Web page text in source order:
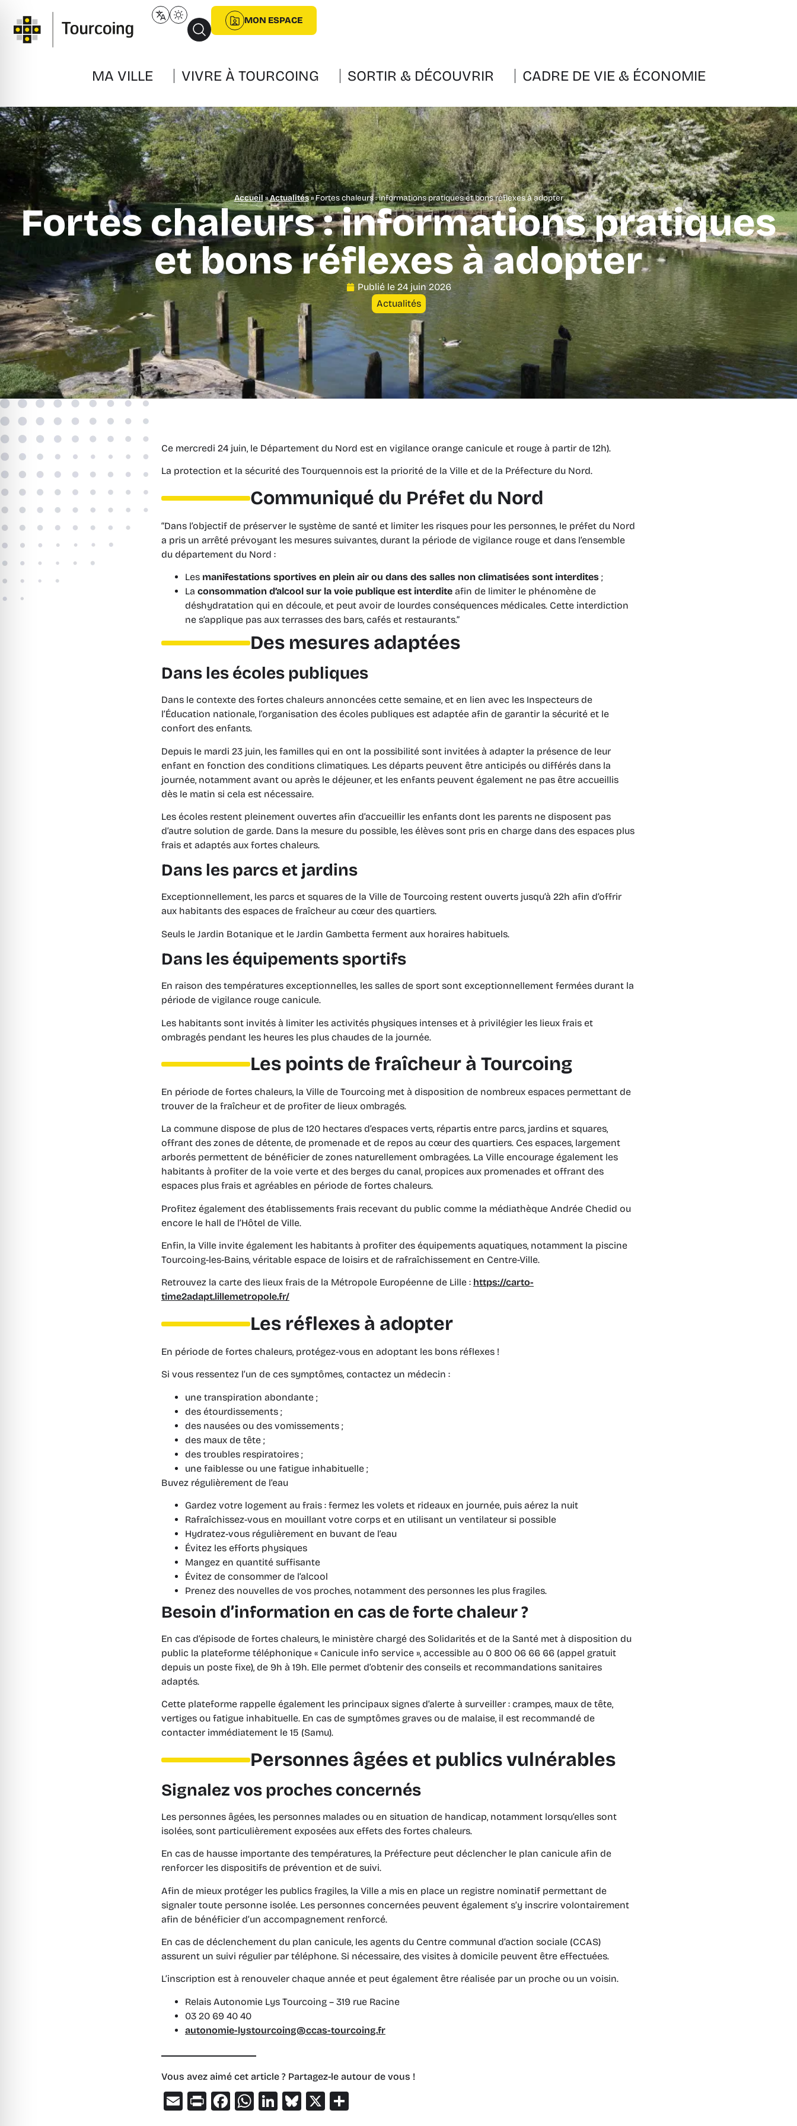
MON ESPACE
MA VILLE VIVRE À TOURCOING SORTIR & DÉCOUVRIR CADRE DE VIE & ÉCONOMIE
Accueil»Actualités»Fortes chaleurs : informations pratiques et bons réflexes à adopter
Fortes chaleurs : informations pratiques
et bons réflexes à adopter
Publié le 24 juin 2026
Actualités
Ce mercredi 24 juin, le Département du Nord est en vigilance orange canicule et rouge à partir de 12h).
La protection et la sécurité des Tourquennois est la priorité de la Ville et de la Préfecture du Nord.
Communiqué du Préfet du Nord
“Dans l’objectif de préserver le système de santé et limiter les risques pour les personnes, le préfet du Nord
a pris un arrêté prévoyant les mesures suivantes, durant la période de vigilance rouge et dans l’ensemble
du département du Nord :
Les manifestations sportives en plein air ou dans des salles non climatisées sont interdites ;
La consommation d’alcool sur la voie publique est interdite afin de limiter le phénomène de
déshydratation qui en découle, et peut avoir de lourdes conséquences médicales. Cette interdiction
ne s’applique pas aux terrasses des bars, cafés et restaurants.”
Des mesures adaptées
Dans les écoles publiques
Dans le contexte des fortes chaleurs annoncées cette semaine, et en lien avec les Inspecteurs de
l’Éducation nationale, l’organisation des écoles publiques est adaptée afin de garantir la sécurité et le
confort des enfants.
Depuis le mardi 23 juin, les familles qui en ont la possibilité sont invitées à adapter la présence de leur
enfant en fonction des conditions climatiques. Les départs peuvent être anticipés ou différés dans la
journée, notamment avant ou après le déjeuner, et les enfants peuvent également ne pas être accueillis
dès le matin si cela est nécessaire.
Les écoles restent pleinement ouvertes afin d’accueillir les enfants dont les parents ne disposent pas
d’autre solution de garde. Dans la mesure du possible, les élèves sont pris en charge dans des espaces plus
frais et adaptés aux fortes chaleurs.
Dans les parcs et jardins
Exceptionnellement, les parcs et squares de la Ville de Tourcoing restent ouverts jusqu’à 22h afin d’offrir
aux habitants des espaces de fraîcheur au cœur des quartiers.
Seuls le Jardin Botanique et le Jardin Gambetta ferment aux horaires habituels.
Dans les équipements sportifs
En raison des températures exceptionnelles, les salles de sport sont exceptionnellement fermées durant la
période de vigilance rouge canicule.
Les habitants sont invités à limiter les activités physiques intenses et à privilégier les lieux frais et
ombragés pendant les heures les plus chaudes de la journée.
Les points de fraîcheur à Tourcoing
En période de fortes chaleurs, la Ville de Tourcoing met à disposition de nombreux espaces permettant de
trouver de la fraîcheur et de profiter de lieux ombragés.
La commune dispose de plus de 120 hectares d’espaces verts, répartis entre parcs, jardins et squares,
offrant des zones de détente, de promenade et de repos au cœur des quartiers. Ces espaces, largement
arborés permettent de bénéficier de zones naturellement ombragées. La Ville encourage également les
habitants à profiter de la voie verte et des berges du canal, propices aux promenades et offrant des
espaces plus frais et agréables en période de fortes chaleurs.
Profitez également des établissements frais recevant du public comme la médiathèque Andrée Chedid ou
encore le hall de l’Hôtel de Ville.
Enfin, la Ville invite également les habitants à profiter des équipements aquatiques, notamment la piscine
Tourcoing-les-Bains, véritable espace de loisirs et de rafraîchissement en Centre-Ville.
Retrouvez la carte des lieux frais de la Métropole Européenne de Lille : https://carto-
time2adapt.lillemetropole.fr/
Les réflexes à adopter
En période de fortes chaleurs, protégez-vous en adoptant les bons réflexes !
Si vous ressentez l’un de ces symptômes, contactez un médecin :
une transpiration abondante ;
des étourdissements ;
des nausées ou des vomissements ;
des maux de tête ;
des troubles respiratoires ;
une faiblesse ou une fatigue inhabituelle ;
Buvez régulièrement de l’eau
Gardez votre logement au frais : fermez les volets et rideaux en journée, puis aérez la nuit
Rafraîchissez-vous en mouillant votre corps et en utilisant un ventilateur si possible
Hydratez-vous régulièrement en buvant de l’eau
Évitez les efforts physiques
Mangez en quantité suffisante
Évitez de consommer de l’alcool
Prenez des nouvelles de vos proches, notamment des personnes les plus fragiles.
Besoin d’information en cas de forte chaleur ?
En cas d’épisode de fortes chaleurs, le ministère chargé des Solidarités et de la Santé met à disposition du
public la plateforme téléphonique « Canicule info service », accessible au 0 800 06 66 66 (appel gratuit
depuis un poste fixe), de 9h à 19h. Elle permet d’obtenir des conseils et recommandations sanitaires
adaptés.
Cette plateforme rappelle également les principaux signes d’alerte à surveiller : crampes, maux de tête,
vertiges ou fatigue inhabituelle. En cas de symptômes graves ou de malaise, il est recommandé de
contacter immédiatement le 15 (Samu).
Personnes âgées et publics vulnérables
Signalez vos proches concernés
Les personnes âgées, les personnes malades ou en situation de handicap, notamment lorsqu’elles sont
isolées, sont particulièrement exposées aux effets des fortes chaleurs.
En cas de hausse importante des températures, la Préfecture peut déclencher le plan canicule afin de
renforcer les dispositifs de prévention et de suivi.
Afin de mieux protéger les publics fragiles, la Ville a mis en place un registre nominatif permettant de
signaler toute personne isolée. Les personnes concernées peuvent également s’y inscrire volontairement
afin de bénéficier d’un accompagnement renforcé.
En cas de déclenchement du plan canicule, les agents du Centre communal d’action sociale (CCAS)
assurent un suivi régulier par téléphone. Si nécessaire, des visites à domicile peuvent être effectuées.
L’inscription est à renouveler chaque année et peut également être réalisée par un proche ou un voisin.
Relais Autonomie Lys Tourcoing – 319 rue Racine
03 20 69 40 40
autonomie-lystourcoing@ccas-tourcoing.fr
Vous avez aimé cet article ? Partagez-le autour de vous !
EmailPrintFacebook
WhatsApp
LinkedIn
Bluesky
X